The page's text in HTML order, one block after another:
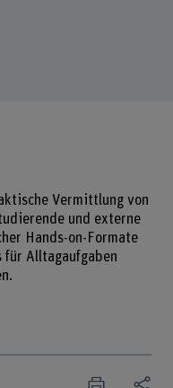
Vermittlung von
und externe
Hands-on-Formate
für Alltagaufgaben